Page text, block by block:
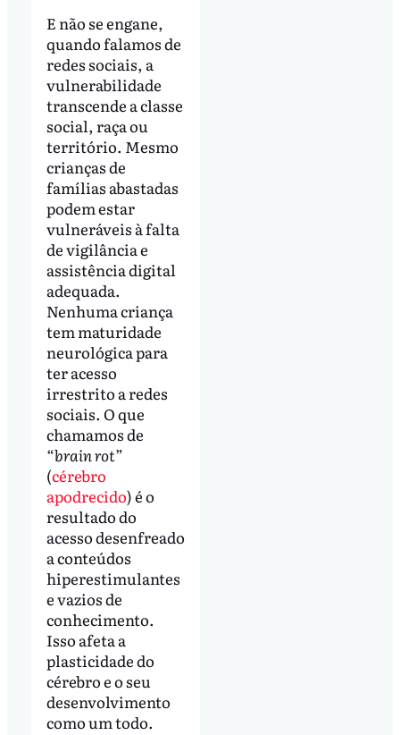
E não se engane,
quando falamos de
redes sociais, a
vulnerabilidade
transcende a classe
social, raça ou
território. Mesmo
crianças de
famílias abastadas
podem estar
vulneráveis à falta
de vigilância e
assistência digital
adequada.
Nenhuma criança
tem maturidade
neurológica para
ter acesso
irrestrito a redes
sociais. O que
chamamos de
“brain rot”
(cérebro
apodrecido) é o
resultado do
acesso desenfreado
a conteúdos
hiperestimulantes
e vazios de
conhecimento.
Isso afeta a
plasticidade do
cérebro e o seu
desenvolvimento
como um todo.